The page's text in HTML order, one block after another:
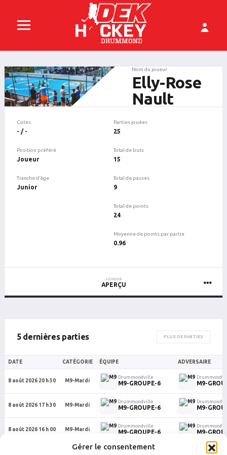
Gérer le consentement
Nom du joueur
Elly-Rose
Nault
Cotes
- / -
Position préféré
Joueur
Tranche d'âge
Junior
Parties jouées
25
Total de buts
15
Total de passes
9
Total de points
24
Moyenne de points par partie
0.96
JOUEUR
APERÇU
5 dernières parties PLUS DE PARTIES
DATE CATÉGORIE ÉQUIPE ADVERSAIRE
8 août 2026 20 h 30 M9-Mardi
Drummondville
M9-GROUPE-6 M9-
8 août 2026 17 h 30 M9-Mardi
Drummondville
M9-GROUPE-6 M9-
8 août 2026 16 h 00 M9-Mardi
Drummondville
M9-GROUPE-6 M9-
M11-
Drummondville